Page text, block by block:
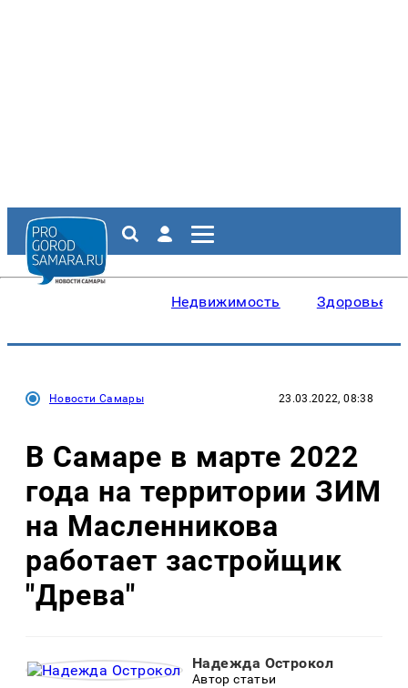
Недвижимость Здоровье
Новости Самары 23.03.2022, 08:38
В Самаре в марте 2022
года на территории ЗИМ
на Масленникова
работает застройщик
"Древа"
Надежда Острокол
Автор статьи